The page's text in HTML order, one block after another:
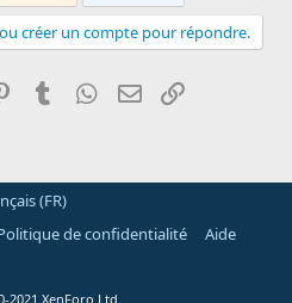
créer un compte pour répondre.
PinterestTumblr WhatsApp
E-mail
(FR)
de confidentialité
Aide
2021 XenForo Ltd.